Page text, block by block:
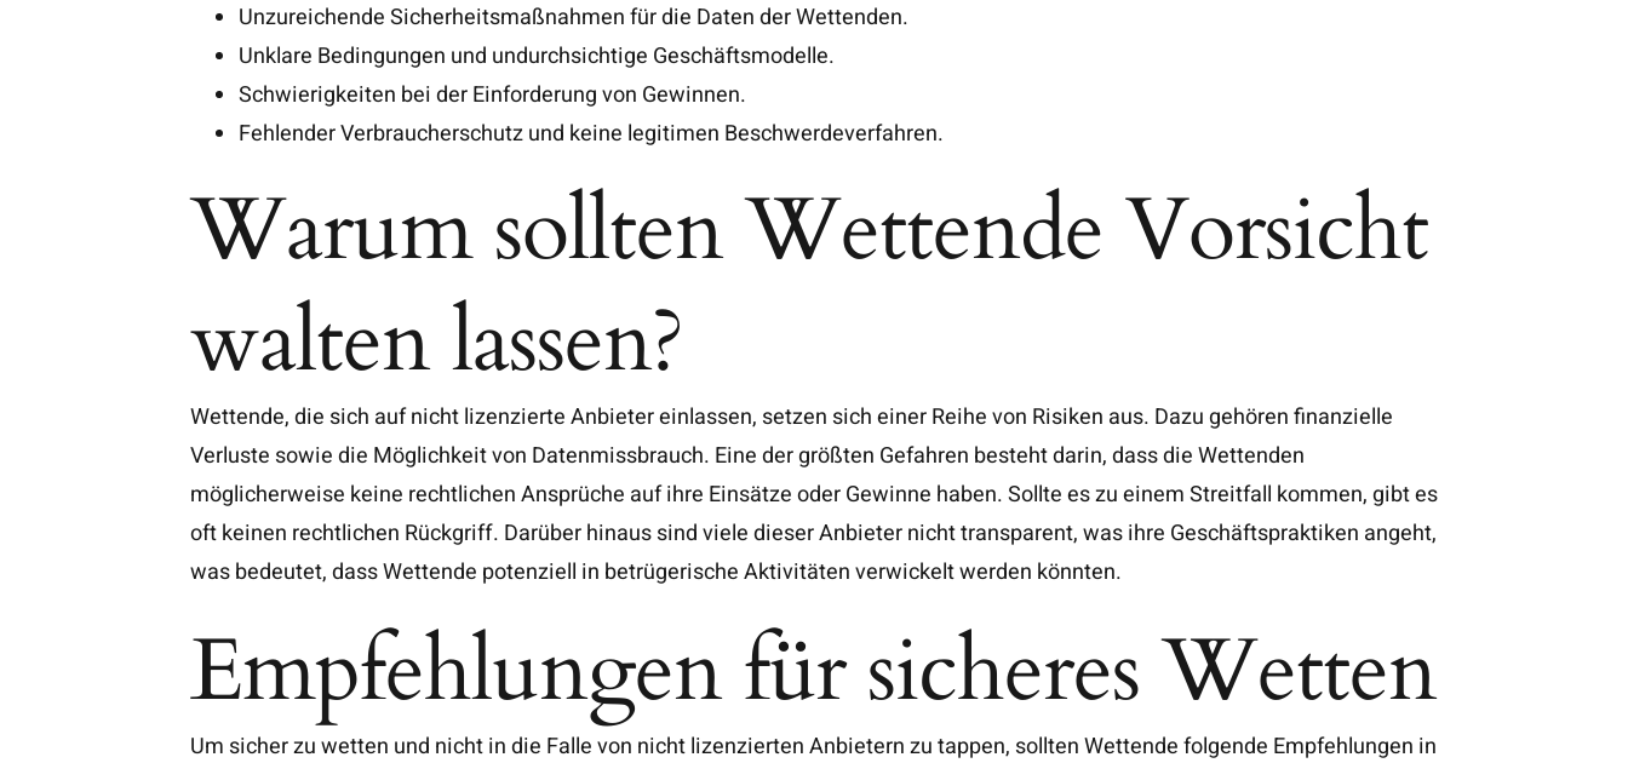
Unzureichende Sicherheitsmaßnahmen für die Daten der Wettenden.
Unklare Bedingungen und undurchsichtige Geschäftsmodelle.
Schwierigkeiten bei der Einforderung von Gewinnen.
Fehlender Verbraucherschutz und keine legitimen Beschwerdeverfahren.
Warum sollten Wettende Vorsicht
walten lassen?
Wettende, die sich auf nicht lizenzierte Anbieter einlassen, setzen sich einer Reihe von Risiken aus. Dazu gehören finanzielle
Verluste sowie die Möglichkeit von Datenmissbrauch. Eine der größten Gefahren besteht darin, dass die Wettenden
möglicherweise keine rechtlichen Ansprüche auf ihre Einsätze oder Gewinne haben. Sollte es zu einem Streitfall kommen, gibt es
oft keinen rechtlichen Rückgriff. Darüber hinaus sind viele dieser Anbieter nicht transparent, was ihre Geschäftspraktiken angeht,
was bedeutet, dass Wettende potenziell in betrügerische Aktivitäten verwickelt werden könnten.
Empfehlungen für sicheres Wetten
Um sicher zu wetten und nicht in die Falle von nicht lizenzierten Anbietern zu tappen, sollten Wettende folgende Empfehlungen in